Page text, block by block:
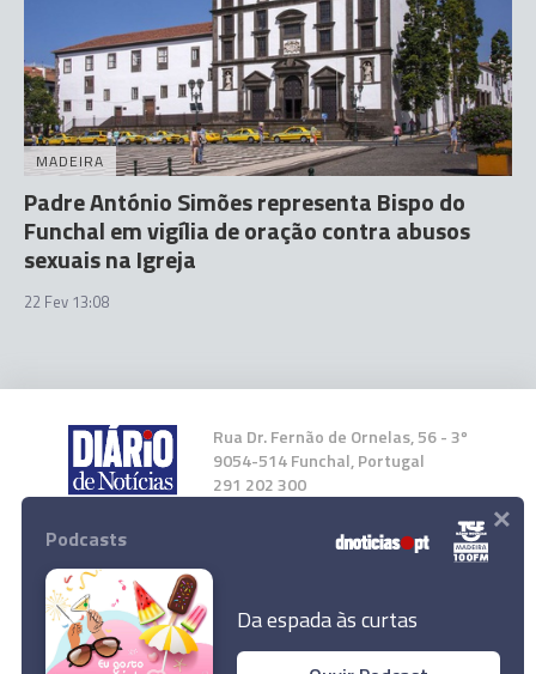
MADEIRA
Padre António Simões representa Bispo do
Funchal em vigília de oração contra abusos
sexuais na Igreja
22 Fev 13:08
Rua Dr. Fernão de Ornelas, 56 - 3º
9054-514 Funchal, Portugal
291 202 300
Instale a nossa App
Podcasts
Da espada às curtas
×